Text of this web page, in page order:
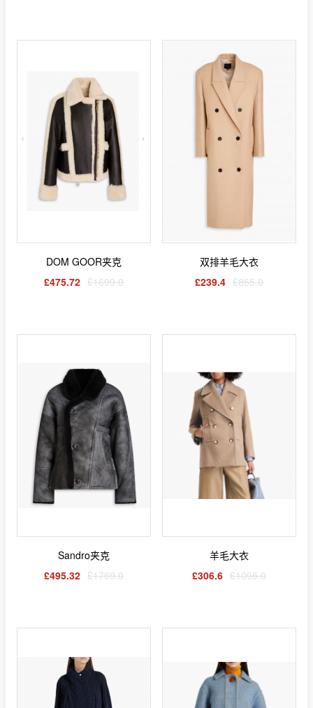
DOM GOOR夹克
£475.72 £1699.0
双排羊毛大衣
£239.4 £855.0
Sandro夹克
£495.32 £1769.0
羊毛大衣
£306.6 £1095.0